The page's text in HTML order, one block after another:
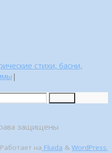
стихи, басни,
|
защищены
Работает на Fluida & WordPress.